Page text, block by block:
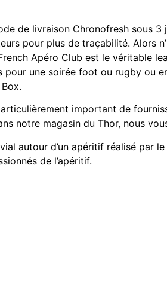
de livraison Chronofresh sous
pour plus de traçabilité. Alors
Apéro Club est le véritable
une soirée foot ou rugby ou
important de
notre magasin du Thor, nous
autour d’un apéritif réalisé par
de l’apéritif.